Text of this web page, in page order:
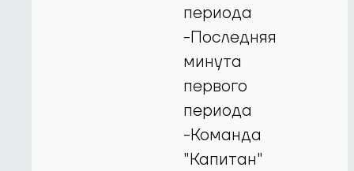
периода
-Последняя
минута
первого
периода
-Команда
"Капитан"